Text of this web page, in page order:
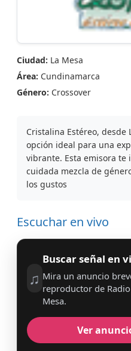
Ciudad: La Mesa
Área: Cundinamarca
Género: Crossover
Cristalina Estéreo, desde
opción ideal para una
vibrante. Esta emisora
cuidada mezcla de
los gustos
Escuchar en vivo
♫
Buscar señal en
Mira un anuncio
reproductor de
Mesa.
Ver